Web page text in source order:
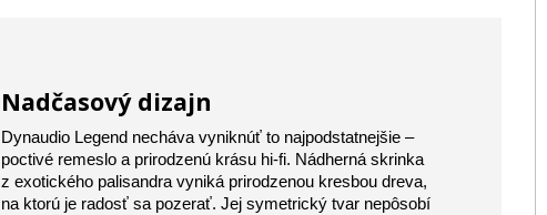
Nadčasový dizajn
Dynaudio Legend necháva vyniknúť to najpodstatnejšie –
poctivé remeslo a prirodzenú krásu hi‑fi. Nádherná skrinka
z exotického palisandra vyniká prirodzenou kresbou dreva,
na ktorú je radosť sa pozerať. Jej symetrický tvar nepôsobí